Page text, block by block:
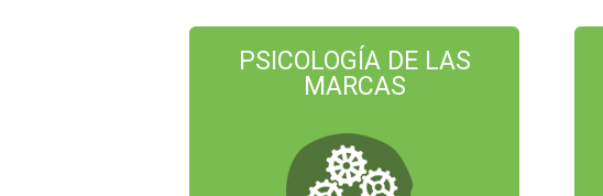
PSICOLOGÍA DE LAS
MARCAS